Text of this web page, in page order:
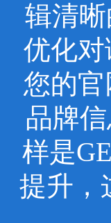
辑清
优化
您的
品牌
样是
提升，